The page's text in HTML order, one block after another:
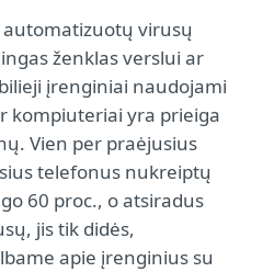
virusų
ženklas verslui ar
įrenginiai naudojami
kompiuteriai yra prieiga
Vien per praėjusius
telefonus nukreiptų
60 proc., o atsiradus
jis tik didės,
apie įrenginius su